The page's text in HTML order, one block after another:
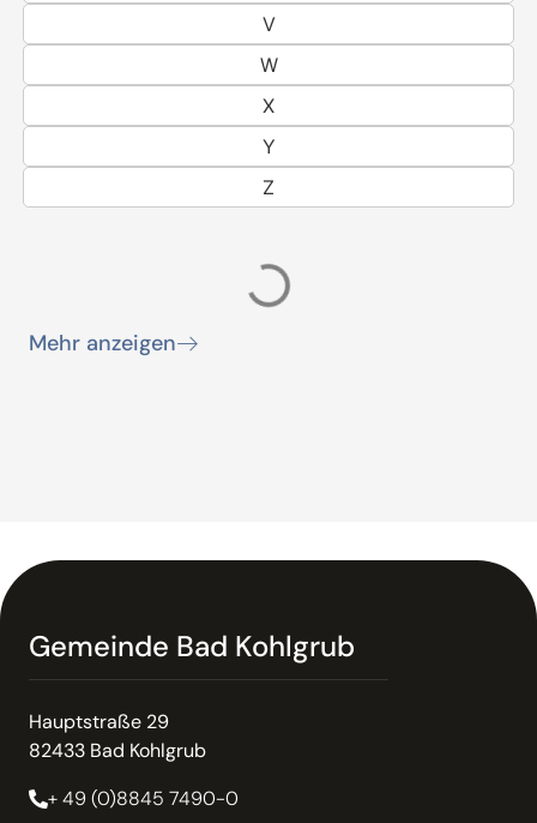
V
W
X
Y
Z
Abfallentsorgung; Mitwirkung der
Gemeinde
Unterlagen zur
genehmigungsfreien Abgrabung
Geltungsbereich eines Bebauungsplans, der